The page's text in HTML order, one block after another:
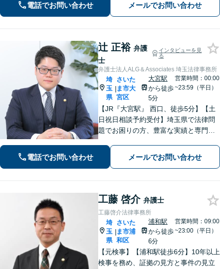
電話でお問い合わせ メールでお問い合わせ
辻 正裕 弁護
士
インタビューを見
る
弁護士法人ALG＆Associates 埼玉法律事務所
埼
玉
県
|
さいた
ま市大
宮区
大宮駅
から徒歩
5分
営業時間：00:00
~23:59（平日）
【JR『大宮駅』 西口、徒歩5分】【土
日祝日相談予約受付】埼玉県で法律問
題でお困りの方、豊富な実績と専門性
ます。どうぞお気軽にご相談くださ
電話でお問い合わせ メールでお問い合わせ
工藤 啓介 弁護士
工藤啓介法律事務所
埼
玉
県
|
さいた
ま市浦
和区
浦和駅
から徒歩
6分
営業時間：09:00
~23:00（平日）
【元検事】【浦和駅徒歩6分】10年以上
検事を務め、証拠の見方と事件の見立